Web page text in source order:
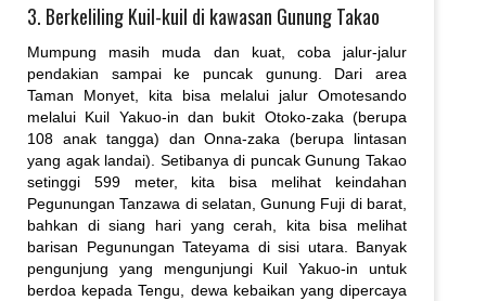
3. Berkeliling Kuil-kuil di kawasan Gunung Takao
Mumpung masih muda dan kuat, coba jalur-jalur
pendakian sampai ke puncak gunung. Dari area
Taman Monyet, kita bisa melalui jalur Omotesando
melalui Kuil Yakuo-in dan bukit Otoko-zaka (berupa
108 anak tangga) dan Onna-zaka (berupa lintasan
yang agak landai). Setibanya di puncak Gunung Takao
setinggi 599 meter, kita bisa melihat keindahan
Pegunungan Tanzawa di selatan, Gunung Fuji di barat,
bahkan di siang hari yang cerah, kita bisa melihat
barisan Pegunungan Tateyama di sisi utara. Banyak
pengunjung yang mengunjungi Kuil Yakuo-in untuk
berdoa kepada Tengu, dewa kebaikan yang dipercaya